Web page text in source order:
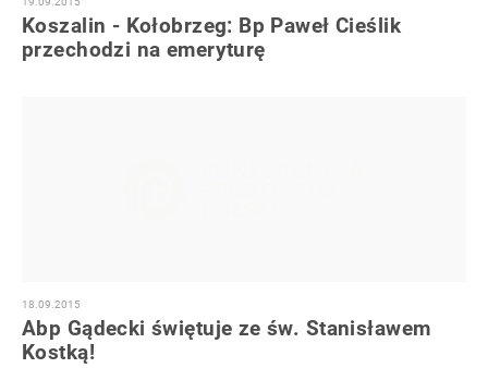
Koszalin - Kołobrzeg: Bp Paweł Cieślik
przechodzi na emeryturę
18.09.2015
Abp Gądecki świętuje ze św. Stanisławem
Kostką!